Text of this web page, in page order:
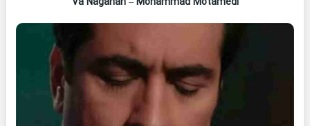
Va Nagahan– Mohammad Motamedi